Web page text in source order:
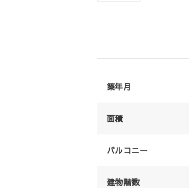
築年月
面積
バルコニー
建物階数